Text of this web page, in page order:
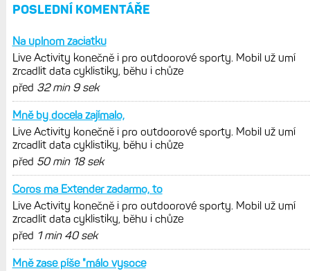
POSLEDNÍ KOMENTÁŘE
Na uplnom zaciatku
Live Activity konečně i pro outdoorové sporty. Mobil už umí
zrcadlit data cyklistiky, běhu i chůze
před 32 min 9 sek
Mně by docela zajímalo,
Live Activity konečně i pro outdoorové sporty. Mobil už umí
zrcadlit data cyklistiky, běhu i chůze
před 50 min 18 sek
Coros ma Extender zadarmo, to
Live Activity konečně i pro outdoorové sporty. Mobil už umí
zrcadlit data cyklistiky, běhu i chůze
před 1 min 40 sek
Mně zase píše "málo vysoce